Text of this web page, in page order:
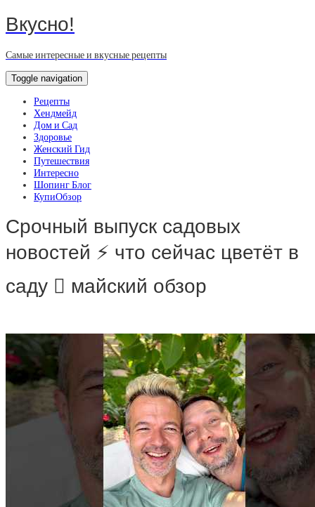
Вкусно!
Самые интересные и вкусные рецепты
Toggle navigation
Рецепты
Хендмейд
Дом и Сад
Здоровье
Женский Гид
Путешествия
Интересно
Шопинг Блог
КупиОбзор
Срочный выпуск садовых
новостей ⚡️ что сейчас цветёт в
саду 🪏 майский обзор